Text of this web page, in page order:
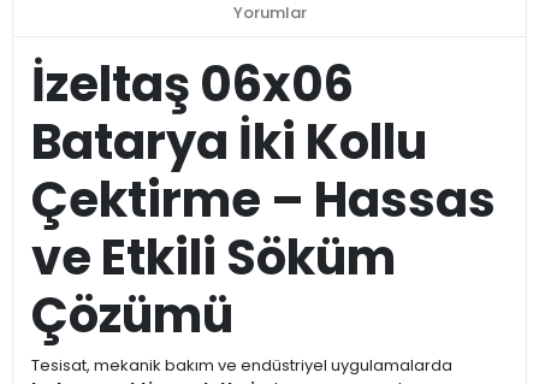
Yorumlar
İzeltaş 06x06
Batarya İki Kollu
Çektirme – Hassas
ve Etkili Söküm
Çözümü
Tesisat, mekanik bakım ve endüstriyel uygulamalarda